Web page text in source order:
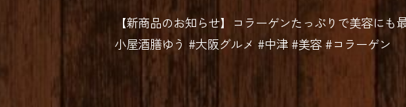
【新商品のお知らせ】️コラーゲンたっぷりで美容にも
小屋酒膳ゆう #大阪グルメ #中津 #美容 #コラーゲン